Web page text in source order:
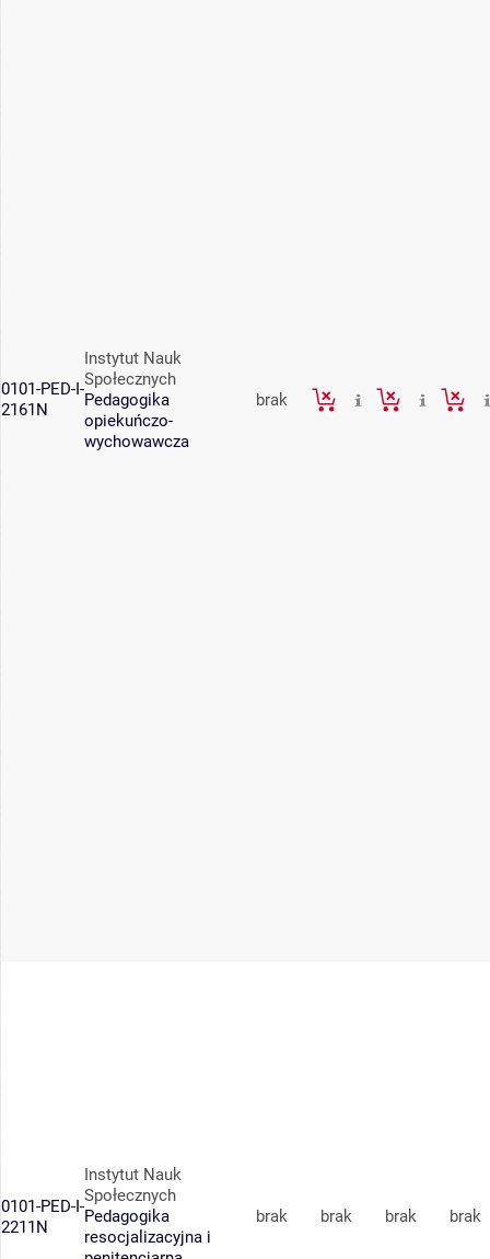
0101-PED-I-
2161N
Instytut Nauk
Społecznych
Pedagogika
opiekuńczo-
wychowawcza
brak
0101-PED-I-
2211N
Instytut Nauk
Społecznych
Pedagogika
resocjalizacyjna i
brak brak brak brak